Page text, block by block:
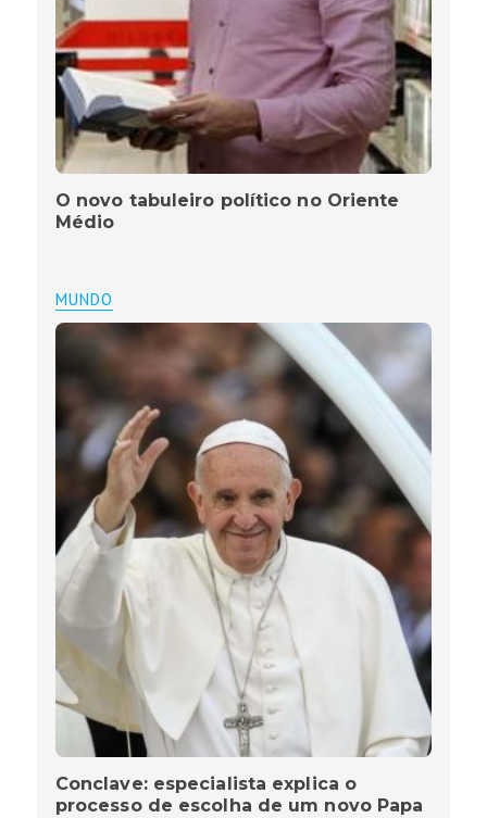
O novo tabuleiro político no Oriente
Médio
MUNDO
Conclave: especialista explica o
processo de escolha de um novo Papa